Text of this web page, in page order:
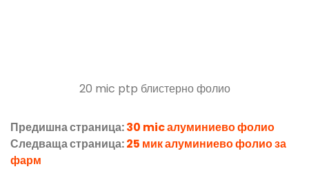
20 mic ptp блистерно фолио
Предишна страница:30 mic алуминиево фолио
Следваща страница:25 мик алуминиево фолио за
фарм